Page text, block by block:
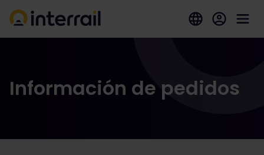
Información de pedidos